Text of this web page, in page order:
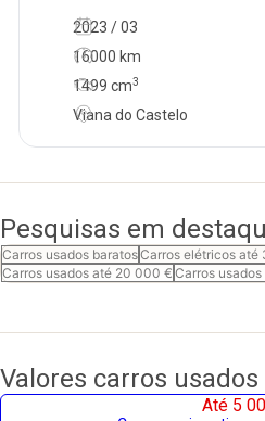
2023 / 03
16000 km
1499 cm3
Viana do Castelo
Pesquisas em
Carros usados baratosCarros elétricos até
Carros usados até 20 000 € Carros usados
Valores carros usados
Até 5